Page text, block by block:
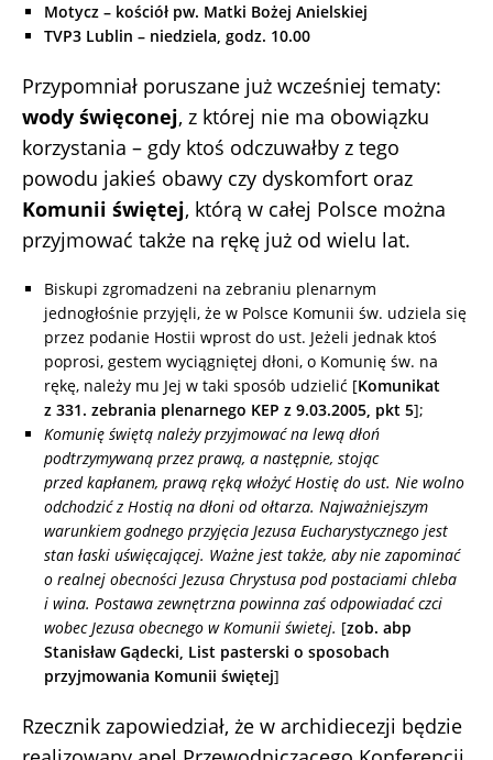
Motycz – kościół pw. Matki Bożej Anielskiej
TVP3 Lublin – niedziela, godz. 10.00
Przypomniał poruszane już wcześniej tematy:
wody święconej, z której nie ma obowiązku
korzystania – gdy ktoś odczuwałby z tego
powodu jakieś obawy czy dyskomfort oraz
Komunii świętej, którą w całej Polsce można
przyjmować także na rękę już od wielu lat.
Biskupi zgromadzeni na zebraniu plenarnym
jednogłośnie przyjęli, że w Polsce Komunii św. udziela się
przez podanie Hostii wprost do ust. Jeżeli jednak ktoś
poprosi, gestem wyciągniętej dłoni, o Komunię św. na
rękę, należy mu Jej w taki sposób udzielić [Komunikat
z 331. zebrania plenarnego KEP z 9.03.2005, pkt 5];
Komunię świętą należy przyjmować na lewą dłoń
podtrzymywaną przez prawą, a następnie, stojąc
przed kapłanem, prawą ręką włożyć Hostię do ust. Nie wolno
odchodzić z Hostią na dłoni od ołtarza. Najważniejszym
warunkiem godnego przyjęcia Jezusa Eucharystycznego jest
stan łaski uświęcającej. Ważne jest także, aby nie zapominać
o realnej obecności Jezusa Chrystusa pod postaciami chleba
i wina. Postawa zewnętrzna powinna zaś odpowiadać czci
wobec Jezusa obecnego w Komunii świetej. [zob. abp
Stanisław Gądecki, List pasterski o sposobach
przyjmowania Komunii świętej]
Rzecznik zapowiedział, że w archidiecezji będzie